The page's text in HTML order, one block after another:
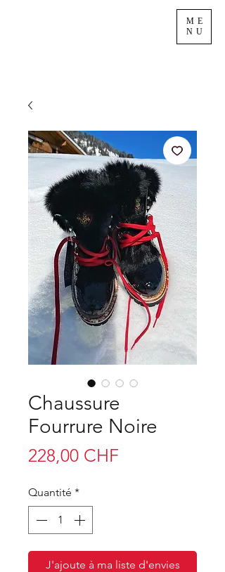
ME
NU
Chaussure
Fourrure Noire
228,00 CHF
Quantité *
J'ajoute à ma liste d'envies